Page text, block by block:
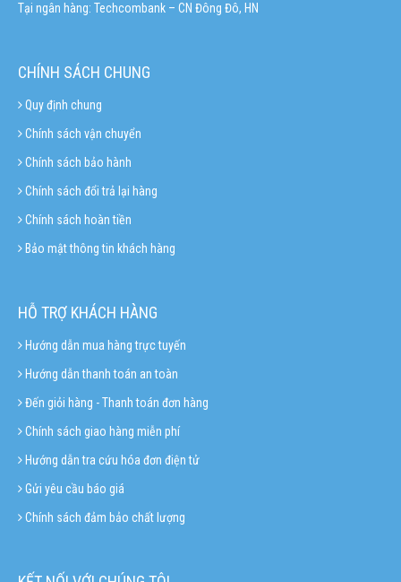
Tại ngân hàng: Techcombank – CN Đông Đô, HN
CHÍNH SÁCH CHUNG
Quy định chung
Chính sách vận chuyển
Chính sách bảo hành
Chính sách đổi trả lại hàng
Chính sách hoàn tiền
Bảo mật thông tin khách hàng
HỖ TRỢ KHÁCH HÀNG
Hướng dẫn mua hàng trực tuyến
Hướng dẫn thanh toán an toàn
Đến giỏi hàng - Thanh toán đơn hàng
Chính sách giao hàng miễn phí
Hướng dẫn tra cứu hóa đơn điện tử
Gửi yêu cầu báo giá
Chính sách đảm bảo chất lượng